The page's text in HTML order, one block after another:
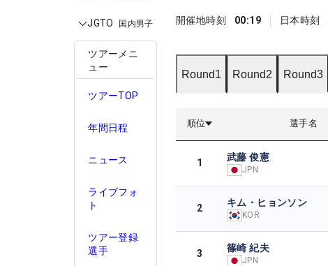
JGTO 国内男子
ツアーメニ
ュー
ツアーTOP
年間日程
ニュース
ライブフォ
ト
ツアー登録
選手
開催地時刻 00:19 日本時刻
Round1 Round2 Round3
順位 選手名
1 武藤 俊憲
JPN
2 キム・ヒョンソン
KOR
3 篠崎 紀夫
JPN